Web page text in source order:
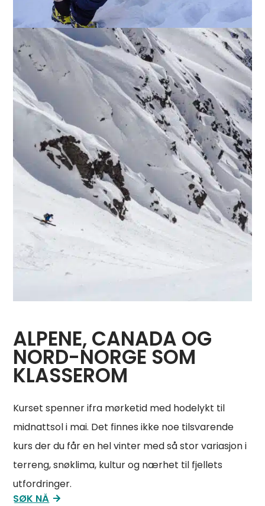
ALPENE, CANADA OG
NORD-NORGE SOM
KLASSEROM
Kurset spenner ifra mørketid med hodelykt til
midnattsol i mai. Det finnes ikke noe tilsvarende
kurs der du får en hel vinter med så stor variasjon i
terreng, snøklima, kultur og nærhet til fjellets
utfordringer.
SØK NÅ